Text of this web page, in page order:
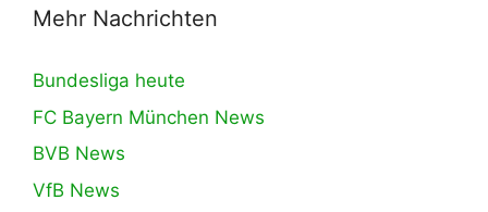
Mehr Nachrichten
Bundesliga heute
FC Bayern München News
BVB News
VfB News